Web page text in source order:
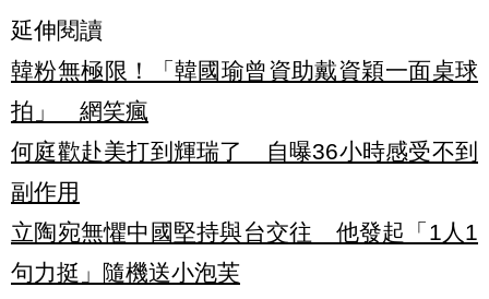
延伸閱讀
韓粉無極限！「韓國瑜曾資助戴資穎一面桌球
拍」 網笑瘋
何庭歡赴美打到輝瑞了 自曝36小時感受不到
副作用
立陶宛無懼中國堅持與台交往 他發起「1人1
句力挺」隨機送小泡芙